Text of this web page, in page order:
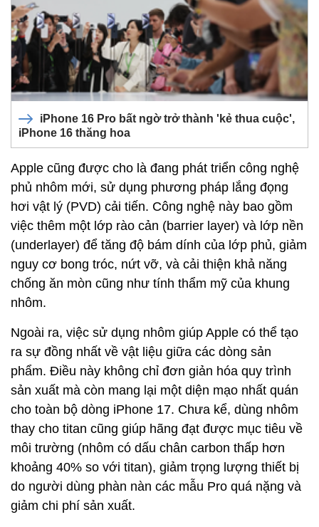
iPhone 16 Pro bất ngờ trở thành 'kẻ thua cuộc',
iPhone 16 thăng hoa
Apple cũng được cho là đang phát triển công nghệ
phủ nhôm mới, sử dụng phương pháp lắng đọng
hơi vật lý (PVD) cải tiến. Công nghệ này bao gồm
việc thêm một lớp rào cản (barrier layer) và lớp nền
(underlayer) để tăng độ bám dính của lớp phủ, giảm
nguy cơ bong tróc, nứt vỡ, và cải thiện khả năng
chống ăn mòn cũng như tính thẩm mỹ của khung
nhôm.
Ngoài ra, việc sử dụng nhôm giúp Apple có thể tạo
ra sự đồng nhất về vật liệu giữa các dòng sản
phẩm. Điều này không chỉ đơn giản hóa quy trình
sản xuất mà còn mang lại một diện mạo nhất quán
cho toàn bộ dòng iPhone 17. Chưa kể, dùng nhôm
thay cho titan cũng giúp hãng đạt được mục tiêu về
môi trường (nhôm có dấu chân carbon thấp hơn
khoảng 40% so với titan), giảm trọng lượng thiết bị
do người dùng phàn nàn các mẫu Pro quá nặng và
giảm chi phí sản xuất.